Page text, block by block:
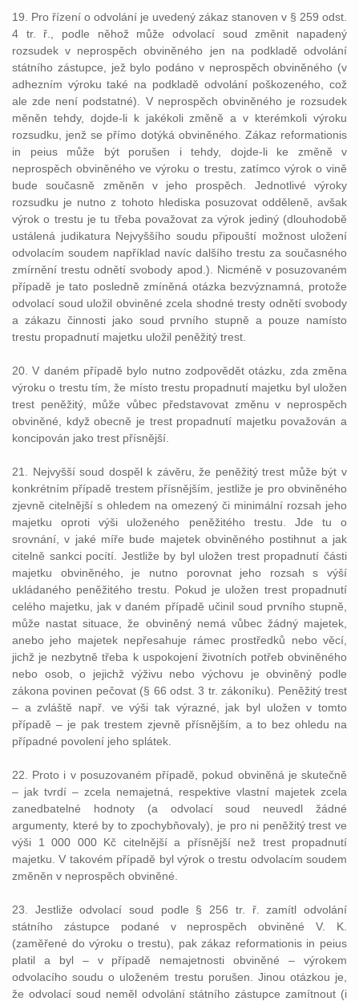
19. Pro řízení o odvolání je uvedený zákaz stanoven v § 259 odst.
4 tr. ř., podle něhož může odvolací soud změnit napadený
rozsudek v neprospěch obviněného jen na podkladě odvolání
státního zástupce, jež bylo podáno v neprospěch obviněného (v
adhezním výroku také na podkladě odvolání poškozeného, což
ale zde není podstatné). V neprospěch obviněného je rozsudek
měněn tehdy, dojde-li k jakékoli změně a v kterémkoli výroku
rozsudku, jenž se přímo dotýká obviněného. Zákaz reformationis
in peius může být porušen i tehdy, dojde-li ke změně v
neprospěch obviněného ve výroku o trestu, zatímco výrok o vině
bude současně změněn v jeho prospěch. Jednotlivé výroky
rozsudku je nutno z tohoto hlediska posuzovat odděleně, avšak
výrok o trestu je tu třeba považovat za výrok jediný (dlouhodobě
ustálená judikatura Nejvyššího soudu připouští možnost uložení
odvolacím soudem například navíc dalšího trestu za současného
zmírnění trestu odnětí svobody apod.). Nicméně v posuzovaném
případě je tato posledně zmíněná otázka bezvýznamná, protože
odvolací soud uložil obviněné zcela shodné tresty odnětí svobody
a zákazu činnosti jako soud prvního stupně a pouze namísto
trestu propadnutí majetku uložil peněžitý trest.
20. V daném případě bylo nutno zodpovědět otázku, zda změna
výroku o trestu tím, že místo trestu propadnutí majetku byl uložen
trest peněžitý, může vůbec představovat změnu v neprospěch
obviněné, když obecně je trest propadnutí majetku považován a
koncipován jako trest přísnější.
21. Nejvyšší soud dospěl k závěru, že peněžitý trest může být v
konkrétním případě trestem přísnějším, jestliže je pro obviněného
zjevně citelnější s ohledem na omezený či minimální rozsah jeho
majetku oproti výši uloženého peněžitého trestu. Jde tu o
srovnání, v jaké míře bude majetek obviněného postihnut a jak
citelně sankci pocítí. Jestliže by byl uložen trest propadnutí části
majetku obviněného, je nutno porovnat jeho rozsah s výší
ukládaného peněžitého trestu. Pokud je uložen trest propadnutí
celého majetku, jak v daném případě učinil soud prvního stupně,
může nastat situace, že obviněný nemá vůbec žádný majetek,
anebo jeho majetek nepřesahuje rámec prostředků nebo věcí,
jichž je nezbytně třeba k uspokojení životních potřeb obviněného
nebo osob, o jejichž výživu nebo výchovu je obviněný podle
zákona povinen pečovat (§ 66 odst. 3 tr. zákoníku). Peněžitý trest
– a zvláště např. ve výši tak výrazné, jak byl uložen v tomto
případě – je pak trestem zjevně přísnějším, a to bez ohledu na
případné povolení jeho splátek.
22. Proto i v posuzovaném případě, pokud obviněná je skutečně
– jak tvrdí – zcela nemajetná, respektive vlastní majetek zcela
zanedbatelné hodnoty (a odvolací soud neuvedl žádné
argumenty, které by to zpochybňovaly), je pro ni peněžitý trest ve
výši 1 000 000 Kč citelnější a přísnější než trest propadnutí
majetku. V takovém případě byl výrok o trestu odvolacím soudem
změněn v neprospěch obviněné.
23. Jestliže odvolací soud podle § 256 tr. ř. zamítl odvolání
státního zástupce podané v neprospěch obviněné V. K.
(zaměřené do výroku o trestu), pak zákaz reformationis in peius
platil a byl – v případě nemajetnosti obviněné – výrokem
odvolacího soudu o uloženém trestu porušen. Jinou otázkou je,
že odvolací soud neměl odvolání státního zástupce zamítnout (i